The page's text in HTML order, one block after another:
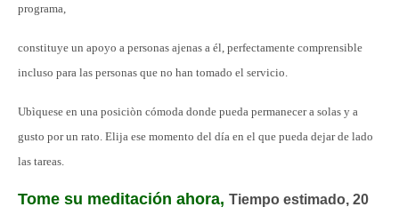
programa,
constituye un apoyo a personas ajenas a él, perfectamente comprensible
incluso para las personas que no han tomado el servicio.
Ubìquese en una posiciòn cómoda donde pueda permanecer a solas y a
gusto por un rato. Elija ese momento del día en el que pueda dejar de lado
las tareas.
Tome su meditación ahora, Tiempo estimado, 20